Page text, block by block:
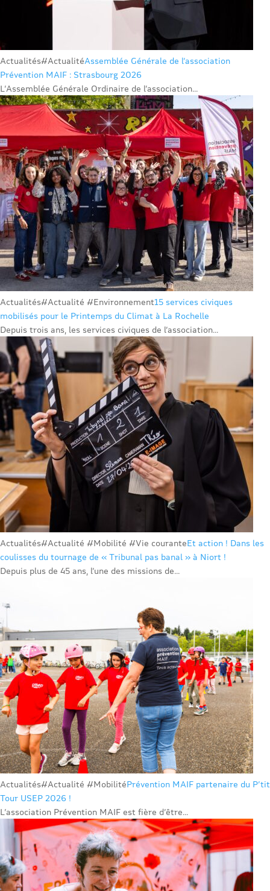
Actualités#ActualitéAssemblée Générale de l’association
Prévention MAIF : Strasbourg 2026
L’Assemblée Générale Ordinaire de l’association...
Actualités#Actualité #Environnement15 services civiques
mobilisés pour le Printemps du Climat à La Rochelle
Depuis trois ans, les services civiques de l’association...
Actualités#Actualité #Mobilité #Vie couranteEt action ! Dans les
coulisses du tournage de « Tribunal pas banal » à Niort !
Depuis plus de 45 ans, l’une des missions de...
Actualités#Actualité #MobilitéPrévention MAIF partenaire du P’tit
Tour USEP 2026 !
L’association Prévention MAIF est fière d’être...